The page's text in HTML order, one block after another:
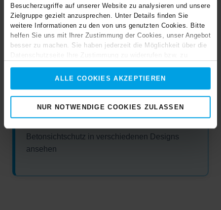
Besucherzugriffe auf unserer Website zu analysieren und unsere
Zielgruppe gezielt anzusprechen. Unter Details finden Sie
weitere Informationen zu den von uns genutzten Cookies. Bitte
helfen Sie uns mit Ihrer Zustimmung der Cookies, unser Angebot
besser zu machen. Sie haben jederzeit die Möglichkeit über die
ALLE COOKIES AKZEPTIEREN
NUR NOTWENDIGE COOKIES ZULASSEN
Was tun bei Sturmschaden am Betonzaun?
➜
Langlebige Betonzäune wählen
Betonsichtschutz in verschiedenen Designs
ansehen